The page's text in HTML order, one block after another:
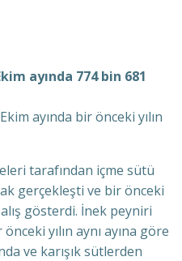
ayında 774 bin 681
ayında bir önceki yılın
tarafından içme sütü
gerçekleşti ve bir önceki
gösterdi. İnek peyniri
yılın aynı ayına göre
ve karışık sütlerden